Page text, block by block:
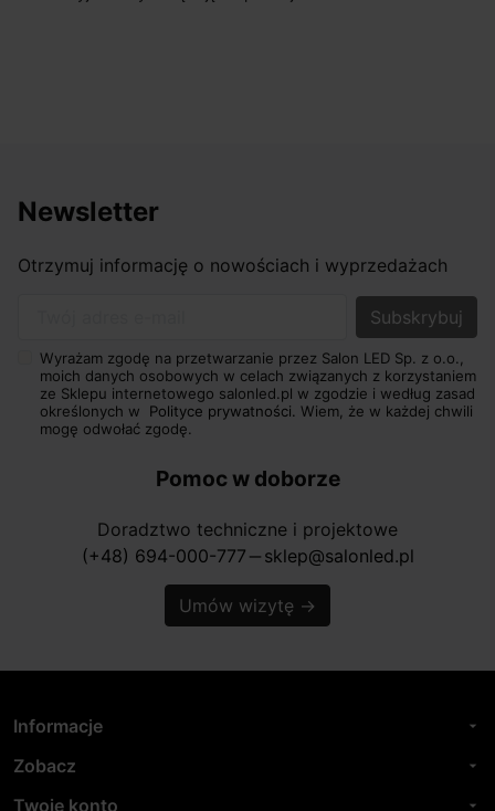
Newsletter
Otrzymuj informację o nowościach i wyprzedażach
Wyrażam zgodę na przetwarzanie przez Salon LED Sp. z o.o.,
moich danych osobowych w celach związanych z korzystaniem
ze Sklepu internetowego salonled.pl w zgodzie i według zasad
określonych w Polityce prywatności. Wiem, że w każdej chwili
mogę odwołać zgodę.
Pomoc w doborze
Doradztwo techniczne i projektowe
(+48) 694-000-777 horizontal_rule sklep@salonled.pl
Umów wizytę →
Informacje arrow_drop_down
Zobacz arrow_drop_down
Twoje konto arrow_drop_down